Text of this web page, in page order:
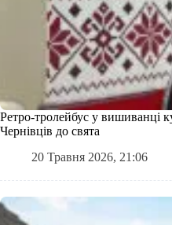
Ретро-тролейбус у вишиванці
Чернівців до свята
20 Травня 2026, 21:06